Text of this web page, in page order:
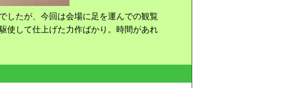
したが、今回は会場に足を運んでの観覧
使して仕上げた力作ばかり。時間があれ